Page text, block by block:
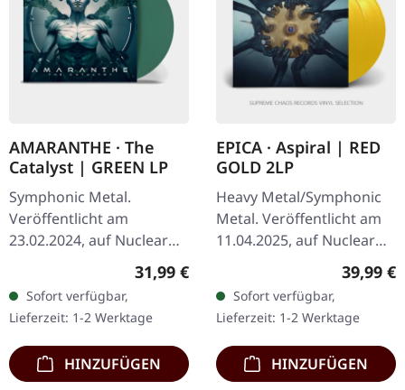
AMARANTHE · The
Catalyst | GREEN LP
Symphonic Metal.
Veröffentlicht am
23.02.2024, auf Nuclear
Blast Records. Grünes
Vinyl. Die schwedische
Melodic-Metal-Sensation
Amaranthe liefert mit…
Regulärer Preis:
31,99 €
Sofort verfügbar,
Lieferzeit: 1-2 Werktage
HINZUFÜGEN
EPICA · Aspiral | RED
GOLD 2LP
Heavy Metal/Symphonic
Metal. Veröffentlicht am
11.04.2025, auf Nuclear
Blast Records. Rot-
Goldenes Doppel-Vinyl im
Gatefold-Cover. Die…
39,99 €
Sofort verfügbar,
Lieferzeit: 1-2 Werktage
HINZUFÜGEN